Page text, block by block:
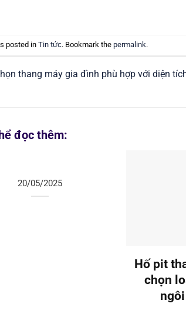
posted inTin tức. Bookmark the permalink.
thang máy gia đình phù hợp với diện
đọc thêm:
20/05/2025
Hố pit
chọn